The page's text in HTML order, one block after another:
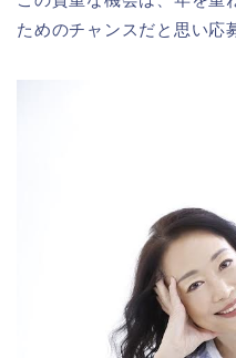
ためのチャンスだと思い応